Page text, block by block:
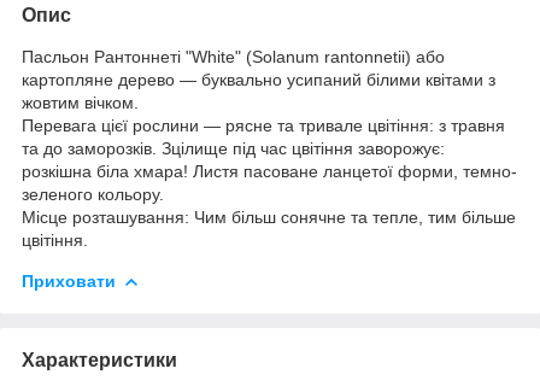
Опис
Пасльон Рантоннеті "White" (Solanum rantonnetii) або
картопляне дерево — буквально усипаний білими квітами з
жовтим вічком.
Перевага цієї рослини — рясне та тривале цвітіння: з травня
та до заморозків. Зцілище під час цвітіння заворожує:
розкішна біла хмара! Листя пасоване ланцетої форми, темно-
зеленого кольору.
Місце розташування: Чим більш сонячне та тепле, тим більше
цвітіння.
Приховати
Характеристики